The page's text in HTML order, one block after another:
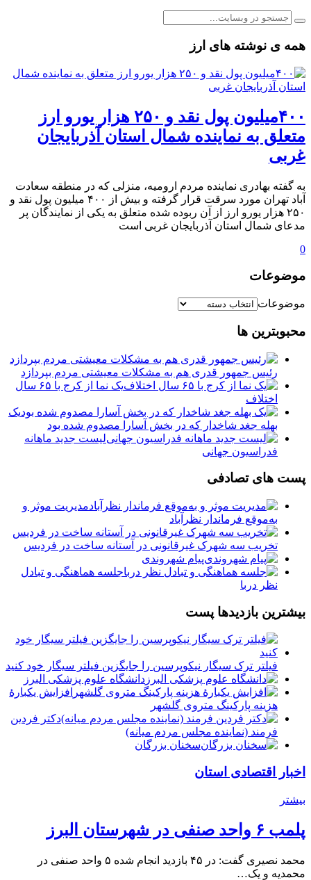
همه ی نوشته های ارز
۴۰۰میلیون پول نقد و ۲۵۰ هزار یورو ارز
متعلق به نماینده شمال استان آذربایجان
غربی
به گفته بهادری نماینده مردم ارومیه، منزلی که در منطقه سعادت
آباد تهران مورد سرقت قرار گرفته و بیش از ۴۰۰ میلیون پول نقد و
۲۵۰ هزار یورو ارز از آن ربوده شده متعلق به یکی از نمایندگان پر
مدعای شمال استان آذربایجان غربی است
0
موضوعات
موضوعات
محبوبترین ها
رئیس جمهور قدری هم به مشکلات معیشتی مردم بپردازد
یک نما از کرج با ۶۵ سال
اختلاف
یک
بهله جغد شاخدار که در بخش آسارا مصدوم شده بود
لیست جدید ماهانه
فدراسیون جهانی
پست های تصادفی
مدیریت موثر و
به‌موقع فرماندار نظرآباد
تخریب سه شهرک غیرقانونی در آستانه ساخت در فردیس
پیام شهروندی
جلسه هماهنگی و تبادل
نظر دربا
بیشترین بازدیدها پست
فیلتر ترک سیگار نیکوپرسین را جایگزین فیلتر سیگار خود کنید
دانشگاه علوم پزشکی البرز
افزایش یکبارۀ
هزینه پارکینگ متروی گلشهر
دكتر فردين
فرمند (نماينده مجلس مردم میانه)
سخنان بزرگان
اخبار اقتصادی استان
بیشتر
پلمب ۶ واحد صنفی در شهرستان البرز
محمد نصیری گفت: در ۴۵ بازدید انجام شده ۵ واحد صنفی در
محمدیه و یک…